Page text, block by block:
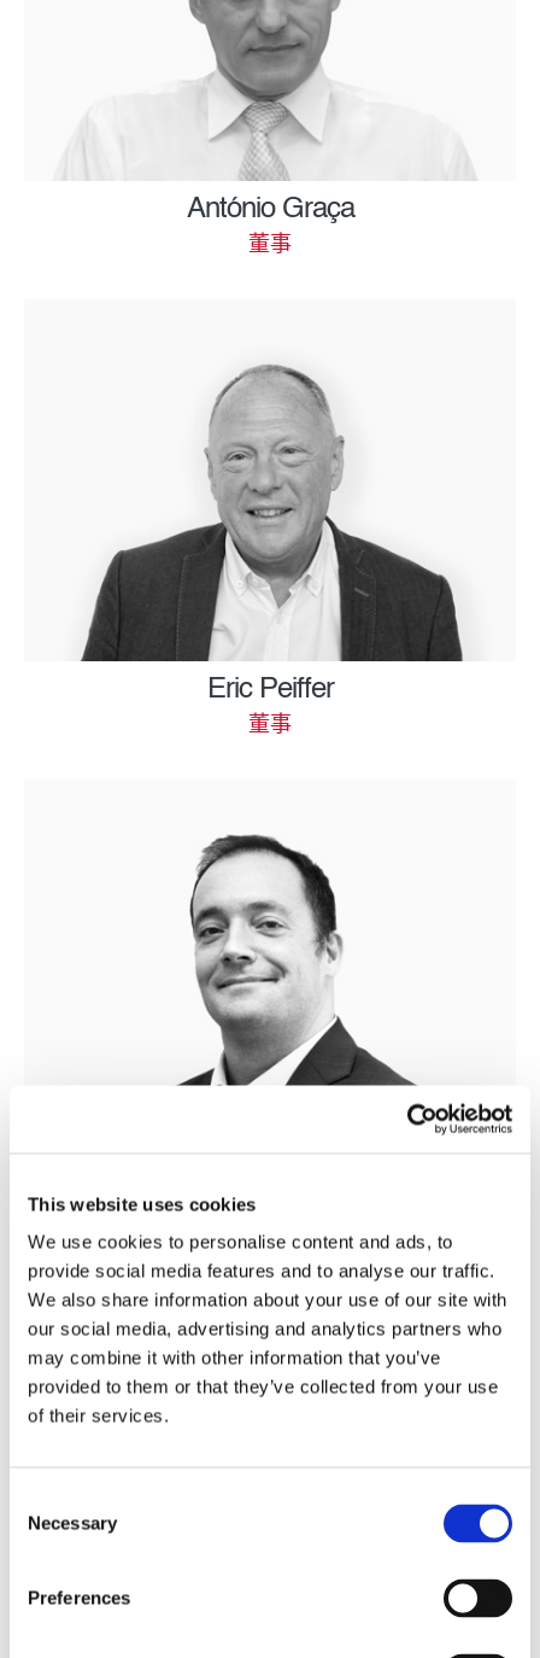
This website uses cookies
We use cookies to personalise content and ads, to
provide social media features and to analyse our traffic.
We also share information about your use of our site with
our social media, advertising and analytics partners who
may combine it with other information that you’ve
provided to them or that they’ve collected from your use
of their services.
Selection
Necessary
Preferences
António Graça
董事
Eric Peiffer
董事
董事